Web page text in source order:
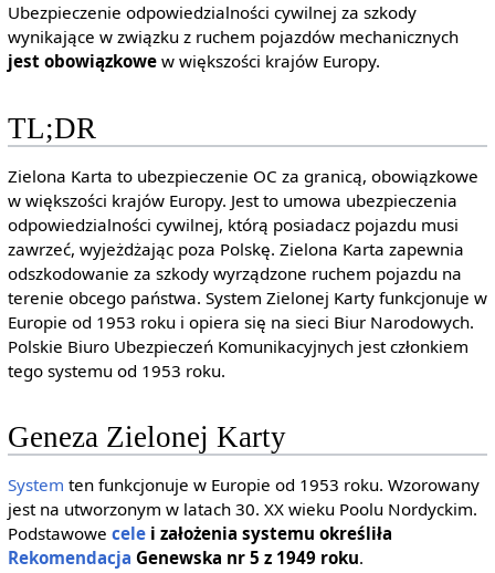
Ubezpieczenie odpowiedzialności cywilnej za szkody
wynikające w związku z ruchem pojazdów mechanicznych
jest obowiązkowew większości krajów Europy.
TL;DR
Zielona Karta to ubezpieczenie OC za granicą, obowiązkowe
w większości krajów Europy. Jest to umowa ubezpieczenia
odpowiedzialności cywilnej, którą posiadacz pojazdu musi
zawrzeć, wyjeżdżając poza Polskę. Zielona Karta zapewnia
odszkodowanie za szkody wyrządzone ruchem pojazdu na
terenie obcego państwa. System Zielonej Karty funkcjonuje w
Europie od 1953 roku i opiera się na sieci Biur Narodowych.
Polskie Biuro Ubezpieczeń Komunikacyjnych jest członkiem
tego systemu od 1953 roku.
Geneza Zielonej Karty
System ten funkcjonuje w Europie od 1953 roku. Wzorowany
jest na utworzonym w latach 30. XX wieku Poolu Nordyckim.
Podstawowe celei założenia systemu określiła
Rekomendacja Genewska nr 5 z 1949 roku.